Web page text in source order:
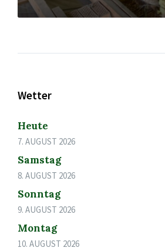
Wetter
Heute
7. AUGUST 2026
Samstag
8. AUGUST 2026
Sonntag
9. AUGUST 2026
Montag
10. AUGUST 2026